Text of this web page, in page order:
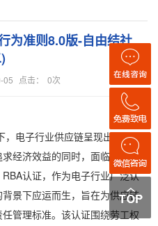
为准则8.0版-自由结社
05 点击： 0次
电子行业供应链呈现出多维
经济效益的同时，面临着越来
认证，作为电子行业广泛认
景下应运而生，旨在为供应链
管理标准。该认证围绕劳工权